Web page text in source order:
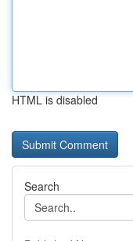
HTML is disabled
Search